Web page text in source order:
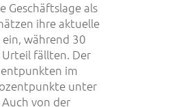
Geschäftslage als
ihre aktuelle
während 30
fällten. Der
im
unter
von der